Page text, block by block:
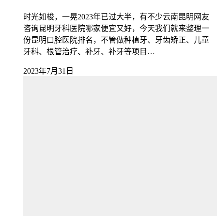
时光如梭，一晃2023年已过大半，有不少云南昆明网友
咨询昆明牙科医院哪家便宜又好，今天我们就来整理一
份昆明口腔医院排名，不管做种植牙、牙齿矫正、儿童
牙科、根管治疗、补牙、补牙等项目…
2023年7月31日